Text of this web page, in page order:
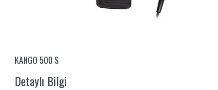
KANGO 500 S
Detaylı Bilgi